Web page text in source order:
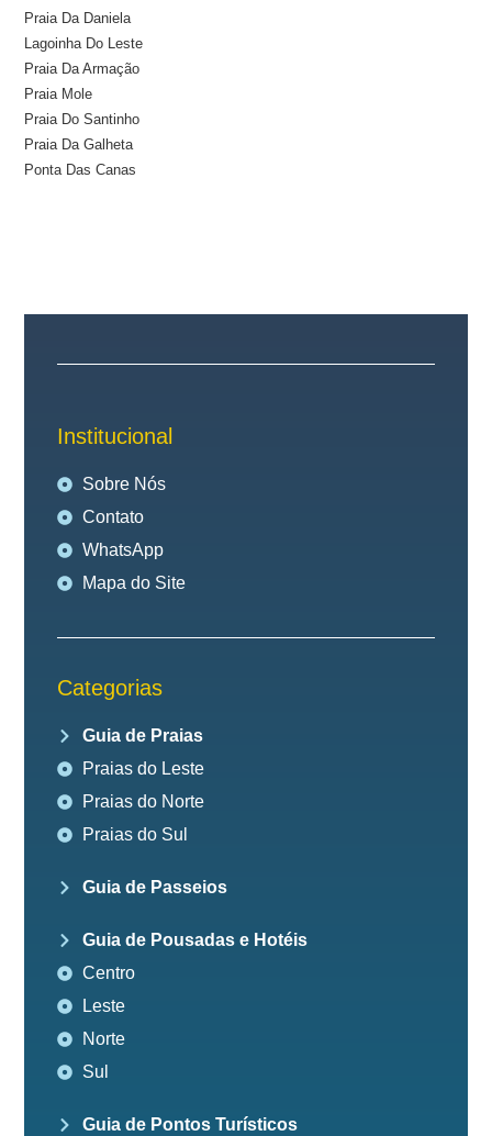
Praia Da Daniela
Lagoinha Do Leste
Praia Da Armação
Praia Mole
Praia Do Santinho
Praia Da Galheta
Ponta Das Canas
Institucional
Sobre Nós
Contato
WhatsApp
Mapa do Site
Categorias
Guia de Praias
Praias do Leste
Praias do Norte
Praias do Sul
Guia de Passeios
Guia de Pousadas e Hotéis
Centro
Leste
Norte
Sul
Guia de Pontos Turísticos